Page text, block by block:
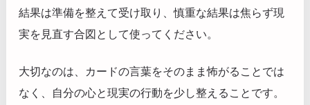
結果は準備を整えて受け取り、慎重な結果は焦らず現
実を見直す合図として使ってください。
大切なのは、カードの言葉をそのまま怖がることでは
なく、自分の心と現実の行動を少し整えることです。